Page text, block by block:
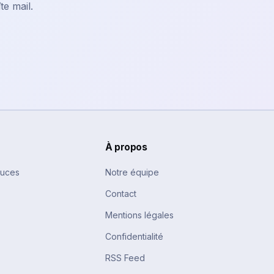
mail.
À propos
Notre équipe
Contact
Mentions légales
Confidentialité
RSS Feed